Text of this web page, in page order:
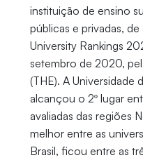
instituição de ensino
públicas e privadas,
University Rankings
setembro de 2020,
(THE). A Universidade
alcançou o 2º lugar
avaliadas das regiões
melhor entre as
Brasil, ficou entre as